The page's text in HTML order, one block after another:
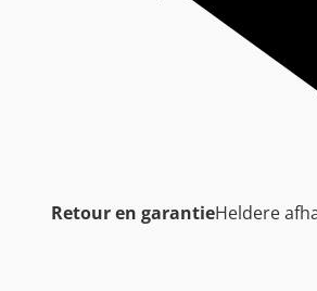
Retour en garantieHeldere